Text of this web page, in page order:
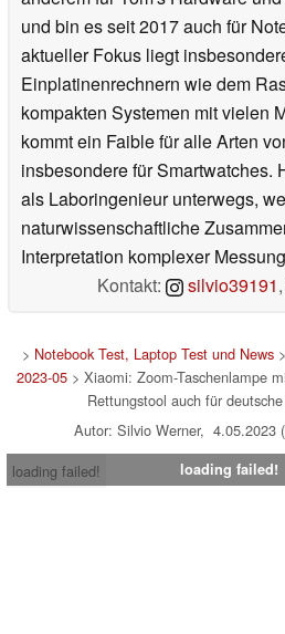
und bin es seit 2017 auch für
aktueller Fokus liegt
Einplatinenrechnern wie dem
kompakten Systemen mit vielen
kommt ein Faible für alle Arten
insbesondere für Smartwatches.
als Laboringenieur unterwegs,
naturwissenschaftliche
Interpretation komplexer
Kontakt:
silvio39191
> Notebook Test, Laptop Test und News>
2023-05> Xiaomi: Zoom-Taschenlampe
Rettungstool auch für
Autor: Silvio Werner, 4.05.2023
loading failed!
loading failed!